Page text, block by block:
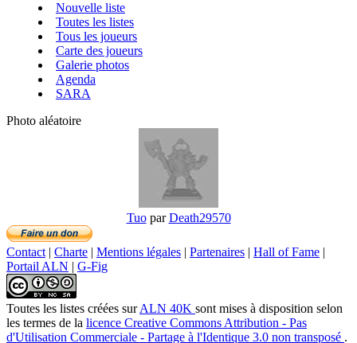
Nouvelle liste
Toutes les listes
Tous les joueurs
Carte des joueurs
Galerie photos
Agenda
SARA
Photo aléatoire
TuoparDeath29570
Contact| Charte | Mentions légales | Partenaires | Hall of Fame |
Portail ALN | G-Fig
Toutes les listes créées surALN 40K sont mises à disposition selon
les termes de la licence Creative Commons Attribution - Pas
d'Utilisation Commerciale - Partage à l'Identique 3.0 non transposé .